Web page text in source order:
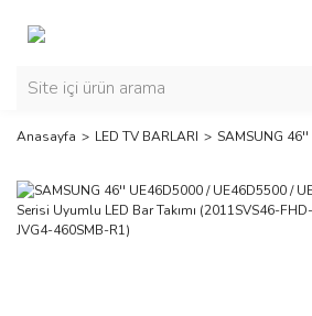
Anasayfa LED TV BARLARI SAMSUNG 46''